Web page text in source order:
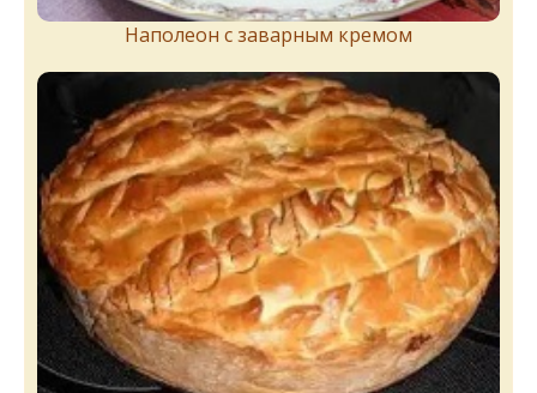
Наполеон с заварным кремом